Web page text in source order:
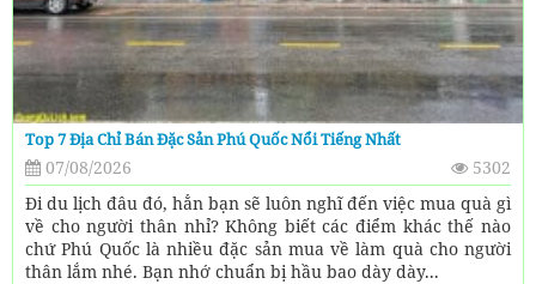
Top 7 Địa Chỉ Bán Đặc Sản Phú Quốc Nổi Tiếng Nhất
07/08/2026
5302
Đi du lịch đâu đó, hẳn bạn sẽ luôn nghĩ đến việc mua quà gì
về cho người thân nhỉ? Không biết các điểm khác thế nào
chứ Phú Quốc là nhiều đặc sản mua về làm quà cho người
thân lắm nhé. Bạn nhớ chuẩn bị hầu bao dày dày...